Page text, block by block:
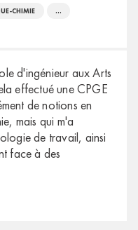
CHIMIE ...
d'ingénieur aux Arts
effectué une CPGE
de notions en
mais qui m'a
de travail, ainsi
face à des